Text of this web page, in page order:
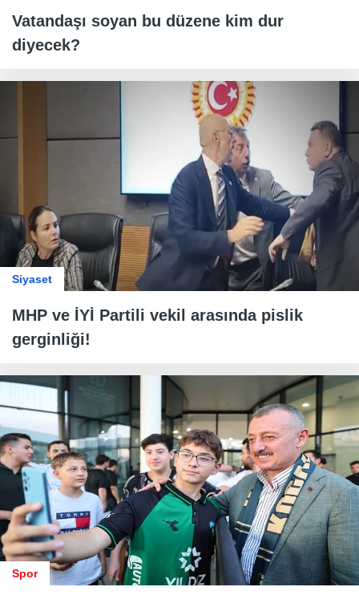
Vatandaşı soyan bu düzene kim dur
diyecek?
Siyaset
MHP ve İYİ Partili vekil arasında pislik
gerginliği!
Spor